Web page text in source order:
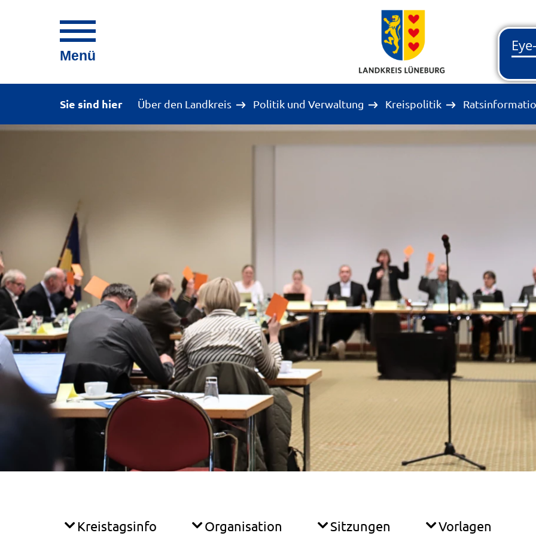
Menü
Sie sind hier Über den Landkreis Politik und Verwaltung Kreispolitik
Kreistagsinfo Organisation Sitzungen Vorlagen